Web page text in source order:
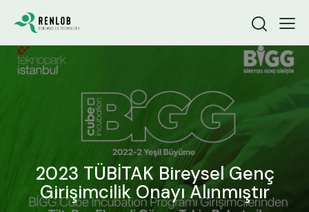
2023 TÜBİTAK Bireysel Genç
Girişimcilik Onayı Alınmıştır